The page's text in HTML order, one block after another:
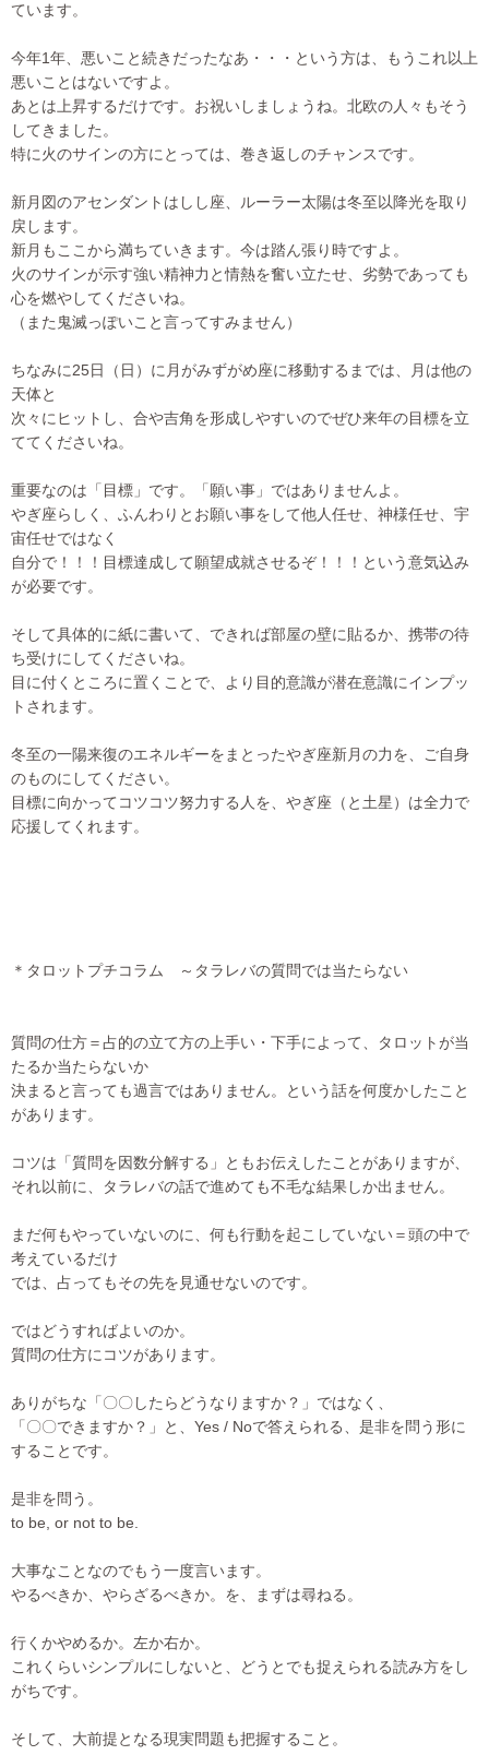
ています。
今年1年、悪いこと続きだったなあ・・・という方は、もうこれ以上
悪いことはないですよ。
あとは上昇するだけです。お祝いしましょうね。北欧の人々もそう
してきました。
特に火のサインの方にとっては、巻き返しのチャンスです。
新月図のアセンダントはしし座、ルーラー太陽は冬至以降光を取り
戻します。
新月もここから満ちていきます。今は踏ん張り時ですよ。
火のサインが示す強い精神力と情熱を奮い立たせ、劣勢であっても
心を燃やしてくださいね。
（また鬼滅っぽいこと言ってすみません）
ちなみに25日（日）に月がみずがめ座に移動するまでは、月は他の
天体と
次々にヒットし、合や吉角を形成しやすいのでぜひ来年の目標を立
ててくださいね。
重要なのは「目標」です。「願い事」ではありませんよ。
やぎ座らしく、ふんわりとお願い事をして他人任せ、神様任せ、宇
宙任せではなく
自分で！！！目標達成して願望成就させるぞ！！！という意気込み
が必要です。
そして具体的に紙に書いて、できれば部屋の壁に貼るか、携帯の待
ち受けにしてくださいね。
目に付くところに置くことで、より目的意識が潜在意識にインプッ
トされます。
冬至の一陽来復のエネルギーをまとったやぎ座新月の力を、ご自身
のものにしてください。
目標に向かってコツコツ努力する人を、やぎ座（と土星）は全力で
応援してくれます。
＊タロットプチコラム ～タラレバの質問では当たらない
質問の仕方＝占的の立て方の上手い・下手によって、タロットが当
たるか当たらないか
決まると言っても過言ではありません。という話を何度かしたこと
があります。
コツは「質問を因数分解する」ともお伝えしたことがありますが、
それ以前に、タラレバの話で進めても不毛な結果しか出ません。
まだ何もやっていないのに、何も行動を起こしていない＝頭の中で
考えているだけ
では、占ってもその先を見通せないのです。
ではどうすればよいのか。
質問の仕方にコツがあります。
ありがちな「〇〇したらどうなりますか？」ではなく、
「〇〇できますか？」と、Yes / Noで答えられる、是非を問う形に
することです。
是非を問う。
to be, or not to be.
大事なことなのでもう一度言います。
やるべきか、やらざるべきか。を、まずは尋ねる。
行くかやめるか。左か右か。
これくらいシンプルにしないと、どうとでも捉えられる読み方をし
がちです。
そして、大前提となる現実問題も把握すること。